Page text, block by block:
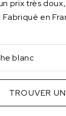
prix très
en
blanc
TROUVER